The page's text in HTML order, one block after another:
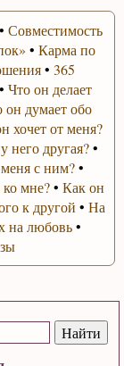
Совместимость
• Карма по
•365
Что он делает
он думает обо
хочет от меня?
него другая?•
с ним?•
мне?• Как он
к другой • На
на любовь•